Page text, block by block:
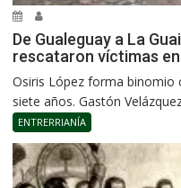
De Gualeguay a La
rescataron víctimas
Osiris López forma binomio
siete años. Gastón
ENTRERRIANÍA